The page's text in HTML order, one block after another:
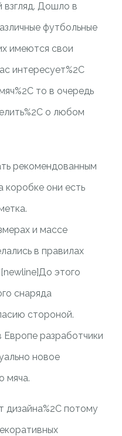
взгляд. Дошло в
футбольные
имеются свои
интересует%2C
то в очередь
о любом
рекомендованным
коробке они есть
и массе
в правилах
этого
снаряда
стороной.
разработчики
новое
мяча.
дизайна%2C потому